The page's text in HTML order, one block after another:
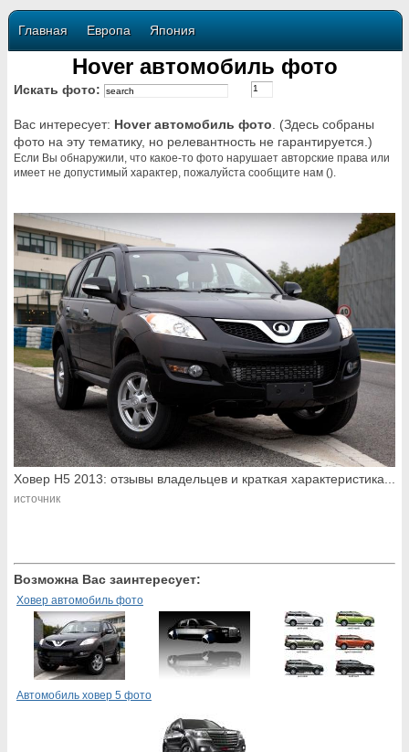
Главная Европа Япония
Hover автомобиль фото
Искать фото:
Вас интересует: Hover автомобиль фото . (Здесь собраны
фото на эту тематику, но релевантность не гарантируется.)
Если Вы обнаружили, что какое-то фото нарушает авторские права или
имеет не допустимый характер, пожалуйста сообщите нам ().
Ховер Н5 2013: отзывы владельцев и краткая характеристика...
источник
Возможна Вас заинтересует:
Ховер автомобиль фото
Автомобиль ховер 5 фото